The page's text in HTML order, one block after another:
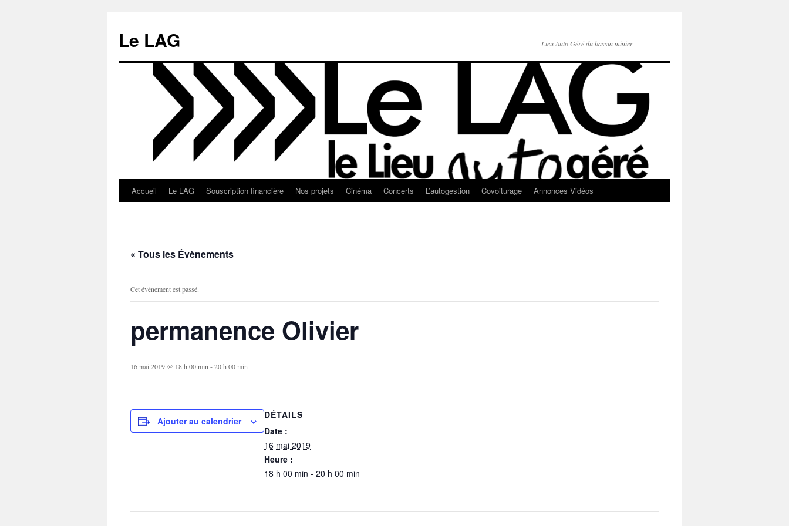
contenu
Le LAG Lieu Auto Géré du bassin minier
Accueil Le LAG Souscription financière Nos projets Cinéma Concerts L’autogestion Covoiturage Annonces Vidéos
« Tous les Évènements
Cet évènement est passé.
permanence Olivier
16 mai 2019 @ 18 h 00 min -20 h 00 min
Ajouter au calendrier
DÉTAILS
Date :
16 mai 2019
Heure :
18 h 00 min - 20 h 00 min